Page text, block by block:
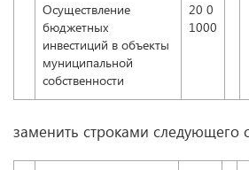
Осуществление
бюджетных
инвестиций в объекты
муниципальной
собственности
20 0
1000
заменить строками следующего